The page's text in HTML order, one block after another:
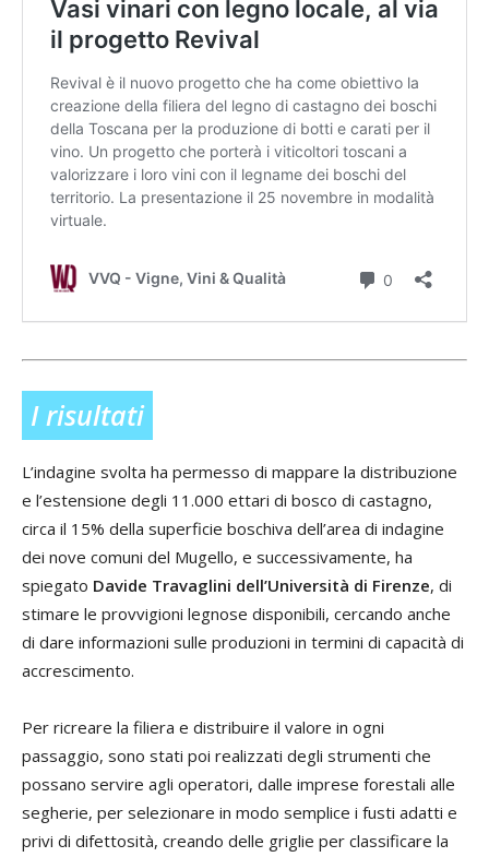
I risultati
L’indagine svolta ha permesso di mappare la distribuzione
e l’estensione degli 11.000 ettari di bosco di castagno,
circa il 15% della superficie boschiva dell’area di indagine
dei nove comuni del Mugello, e successivamente, ha
spiegato Davide Travaglini dell’Università di Firenze, di
stimare le provvigioni legnose disponibili, cercando anche
di dare informazioni sulle produzioni in termini di capacità di
accrescimento.
Per ricreare la filiera e distribuire il valore in ogni
passaggio, sono stati poi realizzati degli strumenti che
possano servire agli operatori, dalle imprese forestali alle
segherie, per selezionare in modo semplice i fusti adatti e
privi di difettosità, creando delle griglie per classificare la